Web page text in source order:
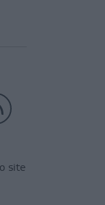
site